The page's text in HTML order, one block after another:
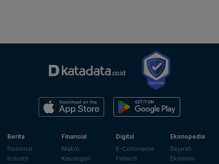
Berita
Nasional
Industri
Finansial
Makro
Keuangan
Digital
E-Commerce
Fintech
Ekonopedia
Sejarah
Ekonomi